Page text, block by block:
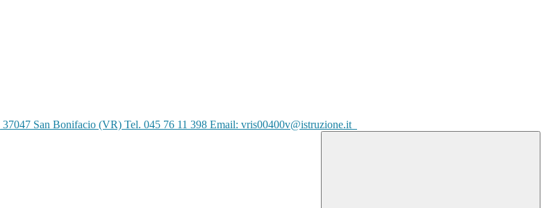
San Bonifacio (VR) Tel. 045 76 11 398 Email: vris00400v@istruzione.it